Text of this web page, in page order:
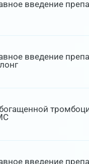
введение
введение
введение